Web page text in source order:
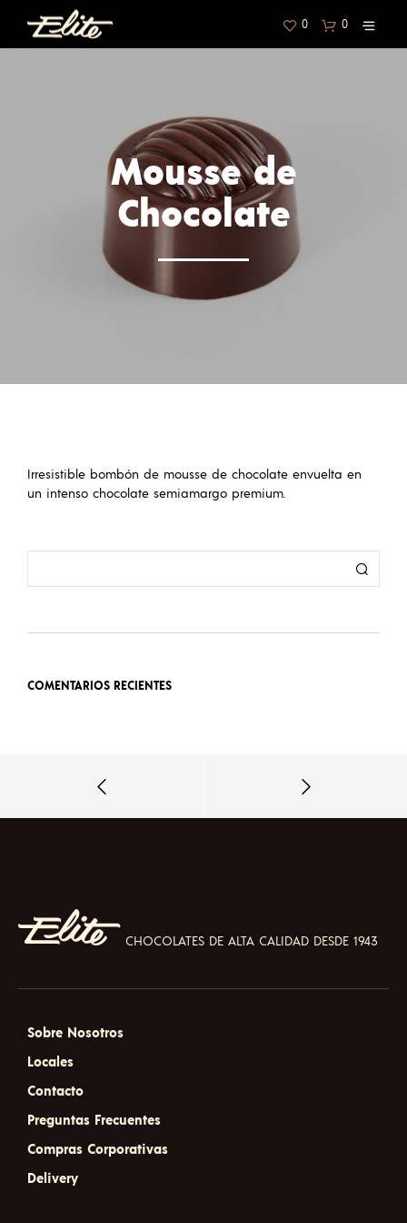
0 0
Mousse de
Chocolate
Irresistible bombón de mousse de chocolate envuelta en
un intenso chocolate semiamargo premium.
COMENTARIOS RECIENTES
CHOCOLATES DE ALTA CALIDAD DESDE 1943
Sobre Nosotros
Locales
Contacto
Preguntas Frecuentes
Compras Corporativas
Delivery